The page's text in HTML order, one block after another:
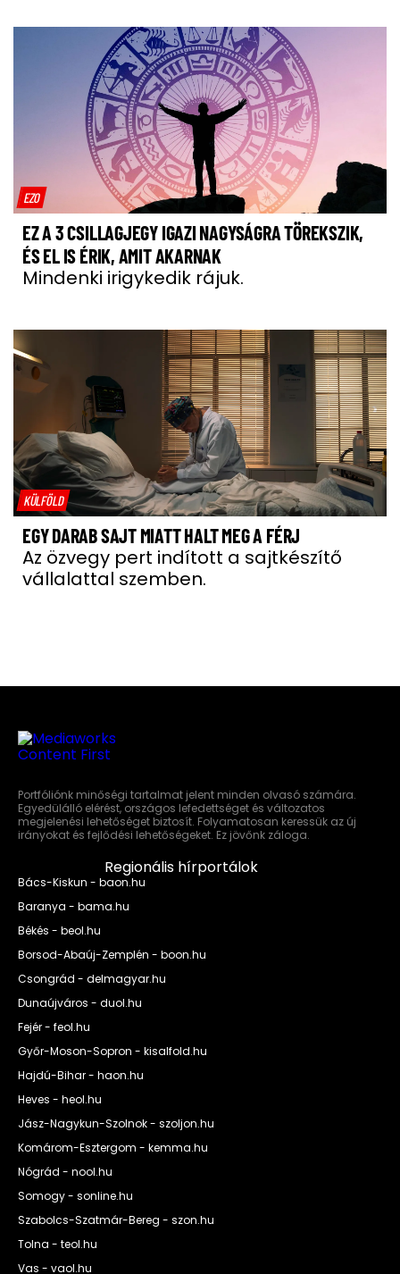
EZO
EZ A 3 CSILLAGJEGY IGAZI NAGYSÁGRA TÖREKSZIK,
ÉS EL IS ÉRIK, AMIT AKARNAK
Mindenki irigykedik rájuk.
KÜLFÖLD
EGY DARAB SAJT MIATT HALT MEG A FÉRJ
Az özvegy pert indított a sajtkészítő
vállalattal szemben.
Portfóliónk minőségi tartalmat jelent minden olvasó számára.
Egyedülálló elérést, országos lefedettséget és változatos
megjelenési lehetőséget biztosít. Folyamatosan keressük az új
irányokat és fejlődési lehetőségeket. Ez jövőnk záloga.
Regionális hírportálok
Bács-Kiskun - baon.hu
Baranya - bama.hu
Békés - beol.hu
Borsod-Abaúj-Zemplén - boon.hu
Csongrád - delmagyar.hu
Dunaújváros - duol.hu
Fejér - feol.hu
Győr-Moson-Sopron - kisalfold.hu
Hajdú-Bihar - haon.hu
Heves - heol.hu
Jász-Nagykun-Szolnok - szoljon.hu
Komárom-Esztergom - kemma.hu
Nógrád - nool.hu
Somogy - sonline.hu
Szabolcs-Szatmár-Bereg - szon.hu
Tolna - teol.hu
Vas - vaol.hu